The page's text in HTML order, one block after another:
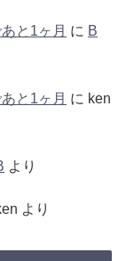
と1ヶ月 に B
と1ヶ月 に ken
より
より